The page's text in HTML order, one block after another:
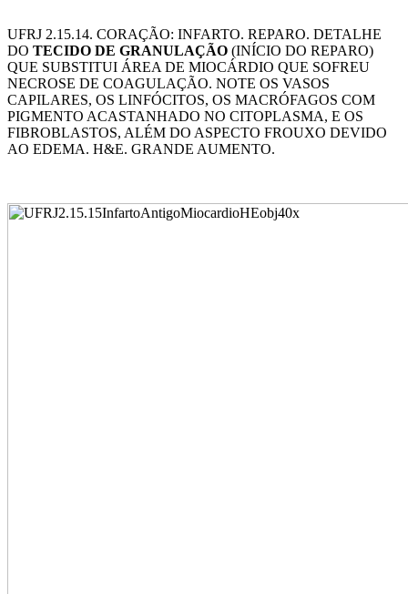
UFRJ 2.15.14. CORAÇÃO: INFARTO. REPARO. DETALHE
DO TECIDO DE GRANULAÇÃO (INÍCIO DO REPARO)
QUE SUBSTITUI ÁREA DE MIOCÁRDIO QUE SOFREU
NECROSE DE COAGULAÇÃO. NOTE OS VASOS
CAPILARES, OS LINFÓCITOS, OS MACRÓFAGOS COM
PIGMENTO ACASTANHADO NO CITOPLASMA, E OS
FIBROBLASTOS, ALÉM DO ASPECTO FROUXO DEVIDO
AO EDEMA. H&E. GRANDE AUMENTO.